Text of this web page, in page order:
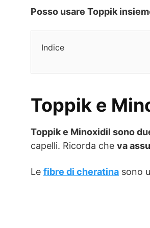
Posso usare Toppik
Indice
Toppik e
Toppik e Minoxidil sono
capelli. Ricorda che va
Le fibre di cheratina sono